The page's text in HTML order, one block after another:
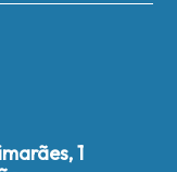
1